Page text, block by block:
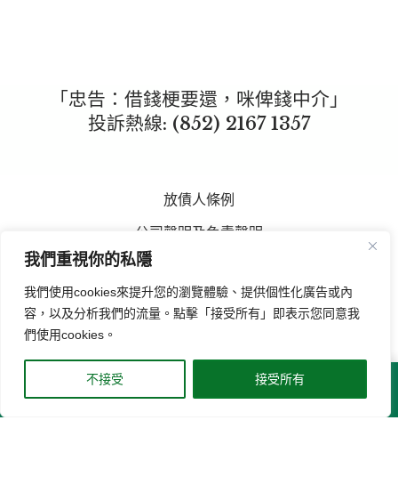
我們重視你的私隱
我們使用cookies來提升您的瀏覽體驗、提供個性化廣告或內
容，以及分析我們的流量。點擊「接受所有」即表示您同意我
們使用cookies。
不接受 接受所有
「忠告：借錢梗要還，咪俾錢中介」
投訴熱線: (852) 2167 1357
放債人條例
公司聲明及免責聲明
資料政策及個人資料私隱條例
© 2026 宏亞按揭證券有限公司 版權所有 (放債人牌照號碼:
主頁 私人貸款 立即申請 結餘轉戶 Whatsapp